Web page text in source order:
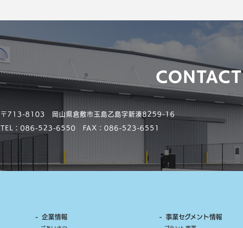
CONTACT
〒713-8103 岡山県倉敷市玉島乙島字新湊8259-16
TEL： 086-523-6550 FAX：086-523-6551
- 企業情報 - 事業セグメント情報